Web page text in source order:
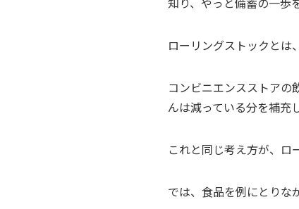
ローリングストックとは
コンビニエンスストアの
んは減っている分を補充
これと同じ考え方が、ロ
では、食品を例にとりな